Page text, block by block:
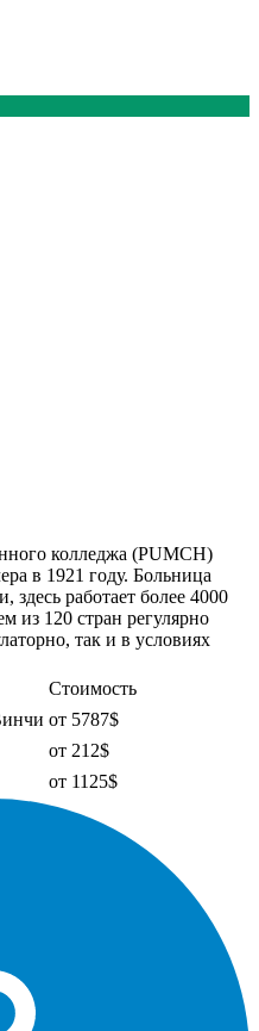
колледжа (PUMCH)
в 1921 году. Больница
здесь работает более 4000
из 120 стран регулярно
так и в условиях
Стоимость
от 5787$
от 212$
от 1125$